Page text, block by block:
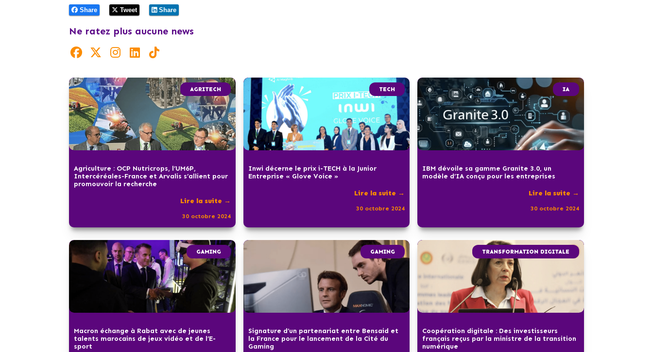
Share Tweet Share
Ne ratez plus aucune news
AGRITECH
Agriculture : OCP Nutricrops, l’UM6P,
Intercéréales-France et Arvalis s’allient pour
promouvoir la recherche
Lire la suite →
30 octobre 2024
TECH
Inwi décerne le prix i-TECH à la Junior
Entreprise « Glove Voice »
Lire la suite →
30 octobre 2024
IA
IBM dévoile sa gamme Granite 3.0, un
modèle d’IA conçu pour les entreprises
Lire la suite →
30 octobre 2024
GAMING
Macron échange à Rabat avec de jeunes
talents marocains de jeux vidéo et de l’E-
sport
GAMING
Signature d’un partenariat entre Bensaid et
la France pour le lancement de la Cité du
Gaming
TRANSFORMATION DIGITALE
Coopération digitale : Des investisseurs
français reçus par la ministre de la transition
numérique